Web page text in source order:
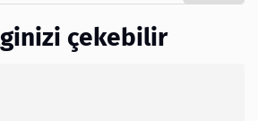
çekebilir